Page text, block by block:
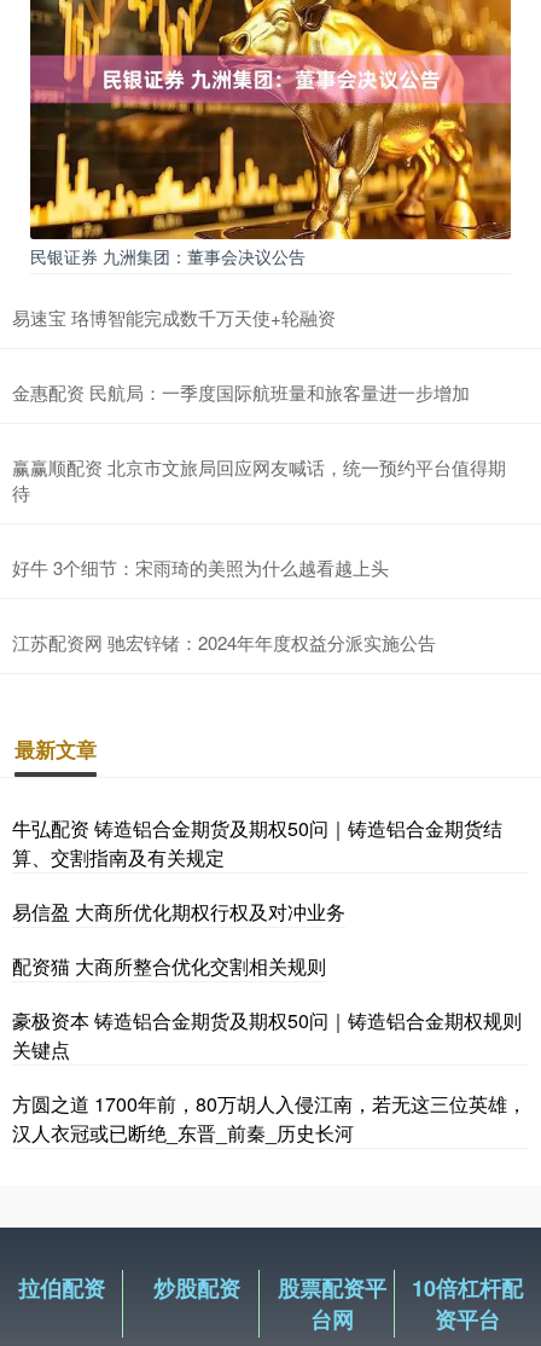
民银证券 九洲集团：董事会决议公告
易速宝 珞博智能完成数千万天使+轮融资
金惠配资 民航局：一季度国际航班量和旅客量进一步增加
赢赢顺配资 北京市文旅局回应网友喊话，统一预约平台值得期
待
好牛 3个细节：宋雨琦的美照为什么越看越上头
江苏配资网 驰宏锌锗：2024年年度权益分派实施公告
最新文章
牛弘配资 铸造铝合金期货及期权50问｜铸造铝合金期货结
算、交割指南及有关规定
易信盈 大商所优化期权行权及对冲业务
配资猫 大商所整合优化交割相关规则
豪极资本 铸造铝合金期货及期权50问｜铸造铝合金期权规则
关键点
方圆之道 1700年前，80万胡人入侵江南，若无这三位英雄，
汉人衣冠或已断绝_东晋_前秦_历史长河
拉伯配资 炒股配资
股票配资平
台网
10倍杠杆配
资平台